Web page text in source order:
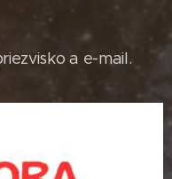
a e-mail.